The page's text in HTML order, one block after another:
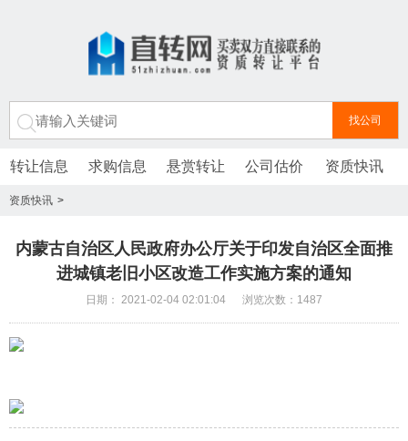
转让信息 求购信息 悬赏转让 公司估价 资质快讯
资质快讯 >
内蒙古自治区人民政府办公厅关于印发自治区全面推
进城镇老旧小区改造工作实施方案的通知
日期： 2021-02-04 02:01:04 浏览次数：1487